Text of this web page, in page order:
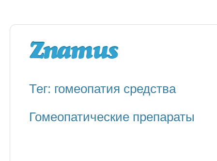
Тег: гомеопатия средства
Гомеопатические препараты